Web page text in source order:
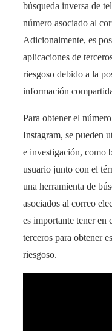
búsqueda inversa de
número asociado al
Adicionalmente, es
aplicaciones de
riesgoso debido a la
información
Para obtener el
Instagram, se pueden
e investigación, como
usuario junto con el
una herramienta de
asociados al correo
es importante tener en
terceros para obtener
riesgoso.